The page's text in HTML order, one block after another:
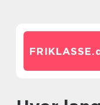
FRIKLASSE.